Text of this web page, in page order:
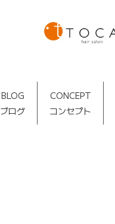
BLOG
ブログ
CONCEPT
コンセプト